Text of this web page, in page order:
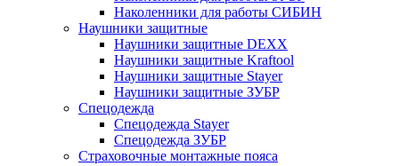
Наколенники для работы СИБИН
Наушники защитные
Наушники защитные DEXX
Наушники защитные Kraftool
Наушники защитные Stayer
Наушники защитные ЗУБР
Спецодежда
Спецодежда Stayer
Спецодежда ЗУБР
Страховочные монтажные пояса